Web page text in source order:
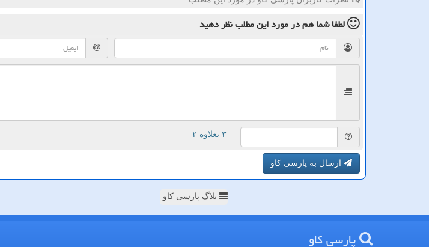
لطفا شما همدر مورد این مطلبنظر دهید
= ۳ بعلاوه ۲
ارسال به پارسی کاو
بلاگ پارسی کاو
پارسی كاو